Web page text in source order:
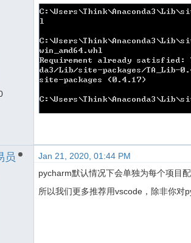
员 Jan 21, 2020, 01:44 PM
pycharm默认情况下会单独为每个项目
所以我们更多推荐用vscode，除非你对